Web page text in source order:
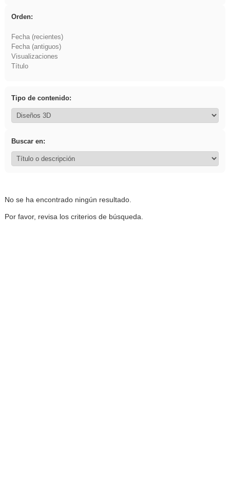
Orden:
Fecha (recientes)
Fecha (antiguos)
Visualizaciones
Título
Tipo de contenido:
Buscar en:
No se ha encontrado ningún resultado.
Por favor, revisa los criterios de búsqueda.